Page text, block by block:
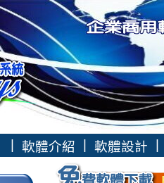
軟體介紹 軟體設計